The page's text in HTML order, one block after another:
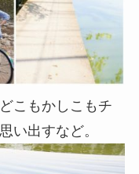
こもかしこもチ
い出すなど。